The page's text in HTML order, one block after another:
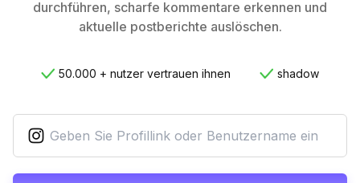
durchführen, scharfe kommentare erkennen und
aktuelle postberichte auslöschen.
50.000 + nutzer vertrauen ihnen shadow